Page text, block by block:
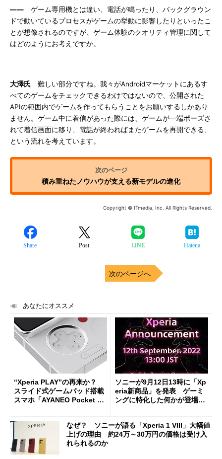
―― ゲーム専用機とは違い、電話が鳴ったり、バックグラウン
ドで動いているプロセスがゲームの挙動に影響したりといったこ
とが想像されるのですが、ゲーム体験のクオリティ管理に関して
はどのようにお考えですか。
大澤氏 難しい部分ですね。我々がAndroidマーケットにあるす
べてのゲームをチェックできるわけではないので、公開された
APIの範囲内でゲームを作ってもらうことをお願いするしかあり
ません。ゲーム中に着信があった際には、ゲームが一端ポーズさ
れて着信画面に移り、電話が終わればまたゲームを再開できる、
という流れを考えています。
積み重ねたノウハウが支える新モデルの進化
Copyright © ITmedia, Inc. All Rights Reserved.
Share Post LINE Hatena
次のページへ
あなたにオススメ
“Xperia PLAY”の再来か？
スライド式ゲームパッド搭載
スマホ「AYANEO Pocket PL
ソニーが9月12日13時に「Xp
eria新商品」を発表 ゲーミ
ングに特化した何かが登場す
なぜ？ ソニーが語る「Xperia 1 VIII」大幅値
上げの理由 約24万～30万円の価格は受け入
れられるのか